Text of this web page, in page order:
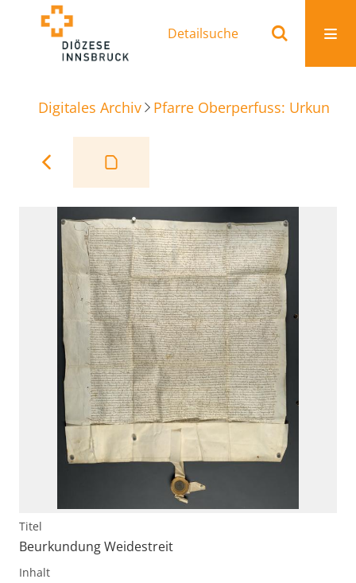
Detailsuche
Digitales Archiv Pfarre Oberperfuss: Urkunden
Titel
Beurkundung Weidestreit
Inhalt